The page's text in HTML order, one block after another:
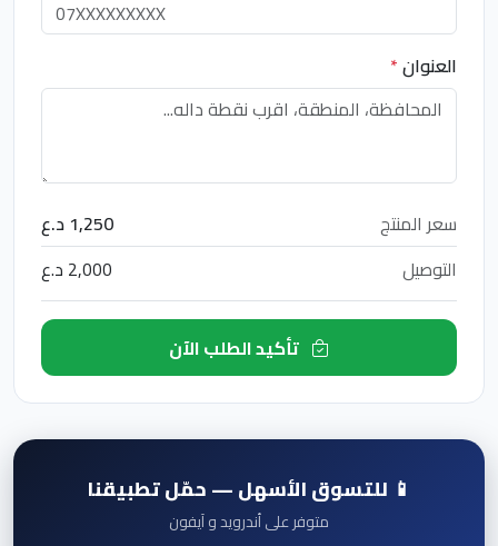
العنوان*
سعر المنتج
1,250 د.ع
التوصيل
2,000 د.ع
📱 للتسوق الأسهل — حمّل تطبيقنا
متوفر على أندرويد و آيفون